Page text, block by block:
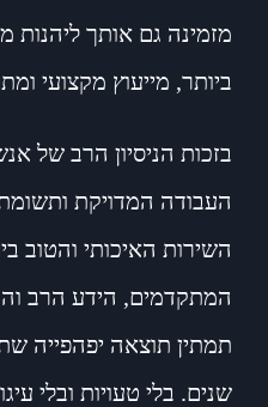
מזמינה גם אותך ליהנות
ביותר, מייעוץ מקצועי
בזכות הניסיון הרב של
העבודה המדויקת
השירות האיכותי והטוב
המתקדמים, הידע הרב
תמתין תוצאה יפהפייה
שנים. בלי טעויות ובלי